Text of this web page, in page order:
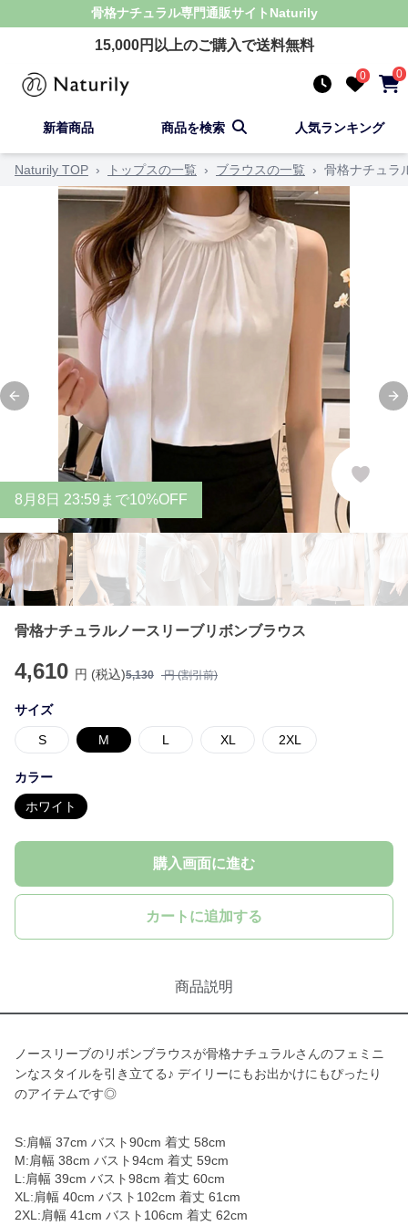
骨格ナチュラル専門通販サイト Naturily
15,000円以上のご購入で送料無料
0 0
新着商品 商品を検索 人気ランキング
Naturily TOP › トップスの一覧 › ブラウスの一覧 › 骨格ナチュラ
Previous slide
8 月 8 日 23:59まで10%OFF
骨格ナチュラルノースリーブリボンブラウス
4,610 円 (税込)5,130 円 (割引前)
サイズ
S M L XL 2XL
カラー
ホワイト
購入画面に進む
カートに追加する
商品説明
ノースリーブのリボンブラウスが骨格ナチュラルさんのフェミニ
ンなスタイルを引き立てる♪ デイリーにもお出かけにもぴったり
のアイテムです◎
S:肩幅 37cm バスト90cm 着丈 58cm
M:肩幅 38cm バスト94cm 着丈 59cm
L:肩幅 39cm バスト98cm 着丈 60cm
XL:肩幅 40cm バスト102cm 着丈 61cm
2XL:肩幅 41cm バスト106cm 着丈 62cm